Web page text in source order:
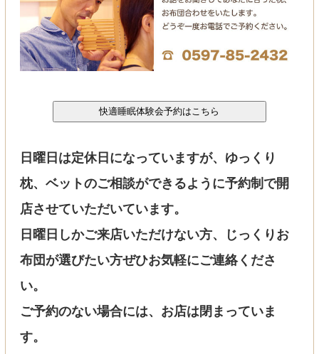
日曜日は定休日になっていますが、ゆっくり
枕、ベットのご相談ができるように予約制で開
店させていただいています。
日曜日しかご来店いただけない方、じっくりお
布団が選びたい方ぜひお気軽にご連絡くださ
い。
ご予約のない場合には、お店は閉まっていま
す。